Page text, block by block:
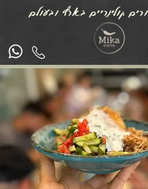
קולינריים בארץ ובעולם